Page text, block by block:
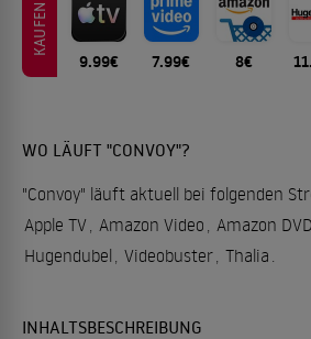
KAUFEN
9.99€ 7.99€ 8€
WO LÄUFT "CONVOY"?
"Convoy" läuft aktuell bei folgenden
Apple TV, Amazon Video , Amazon
Hugendubel , Videobuster, Thalia .
INHALTSBESCHREIBUNG